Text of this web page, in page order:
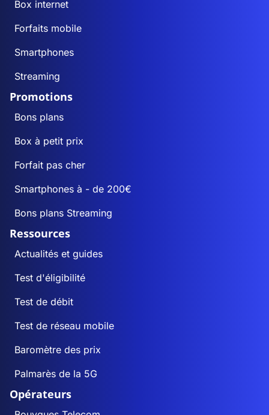
Box internet
Forfaits mobile
Smartphones
Streaming
Promotions
Bons plans
Box à petit prix
Forfait pas cher
Smartphones à - de 200€
Bons plans Streaming
Ressources
Actualités et guides
Test d'éligibilité
Test de débit
Test de réseau mobile
Baromètre des prix
Palmarès de la 5G
Opérateurs